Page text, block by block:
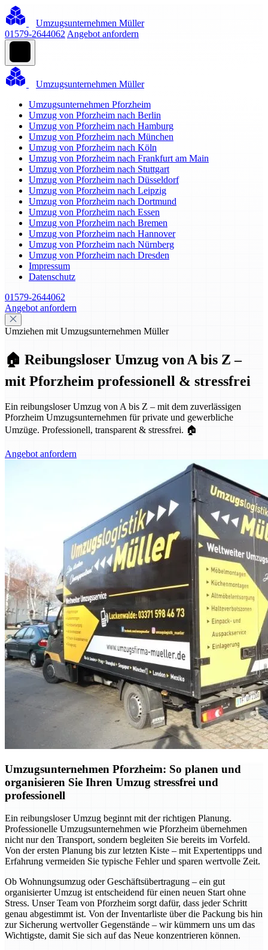
Umzugsunternehmen Müller
01579-2644062 Angebot anfordern
Umzugsunternehmen Müller
Umzugsunternehmen Pforzheim
Umzug von Pforzheim nach Berlin
Umzug von Pforzheim nach Hamburg
Umzug von Pforzheim nach München
Umzug von Pforzheim nach Köln
Umzug von Pforzheim nach Frankfurt am Main
Umzug von Pforzheim nach Stuttgart
Umzug von Pforzheim nach Düsseldorf
Umzug von Pforzheim nach Leipzig
Umzug von Pforzheim nach Dortmund
Umzug von Pforzheim nach Essen
Umzug von Pforzheim nach Bremen
Umzug von Pforzheim nach Hannover
Umzug von Pforzheim nach Nürnberg
Umzug von Pforzheim nach Dresden
Impressum
Datenschutz
01579-2644062
Angebot anfordern
Umziehen mit Umzugsunternehmen Müller
🏠 Reibungsloser Umzug von A bis Z –
mit Pforzheim professionell & stressfrei
Ein reibungsloser Umzug von A bis Z – mit dem zuverlässigen
Pforzheim Umzugsunternehmen für private und gewerbliche
Umzüge. Professionell, transparent & stressfrei. 🏠
Angebot anfordern
Umzugsunternehmen Pforzheim: So planen und
organisieren Sie Ihren Umzug stressfrei und
professionell
Ein reibungsloser Umzug beginnt mit der richtigen Planung.
Professionelle Umzugsunternehmen wie Pforzheim übernehmen
nicht nur den Transport, sondern begleiten Sie bereits im Vorfeld.
Von der ersten Planung bis zur letzten Kiste – mit Expertentipps und
Erfahrung vermeiden Sie typische Fehler und sparen wertvolle Zeit.
Ob Wohnungsumzug oder Geschäftsübertragung – ein gut
organisierter Umzug ist entscheidend für einen neuen Start ohne
Stress. Unser Team von Pforzheim sorgt dafür, dass jeder Schritt
genau abgestimmt ist. Von der Inventarliste über die Packung bis hin
zur Sicherung wertvoller Gegenstände – wir kümmern uns um das
Wichtigste, damit Sie sich auf das Neue konzentrieren können.